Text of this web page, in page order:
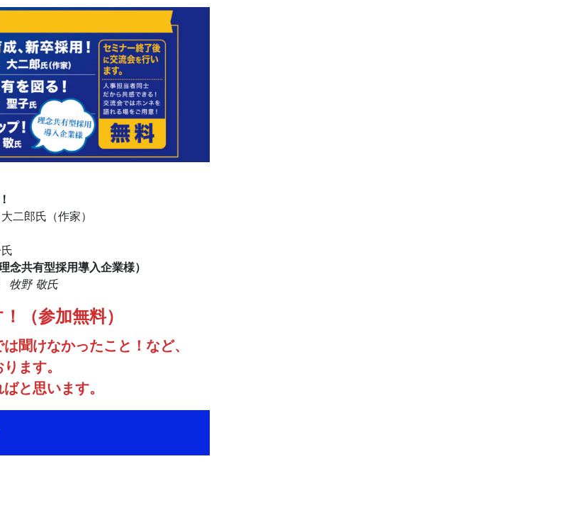
二郎氏（作家）
念共有型採用導入企業様）
牧野 敬氏
（参加無料）
聞けなかったこと！など、
ます。
と思います。